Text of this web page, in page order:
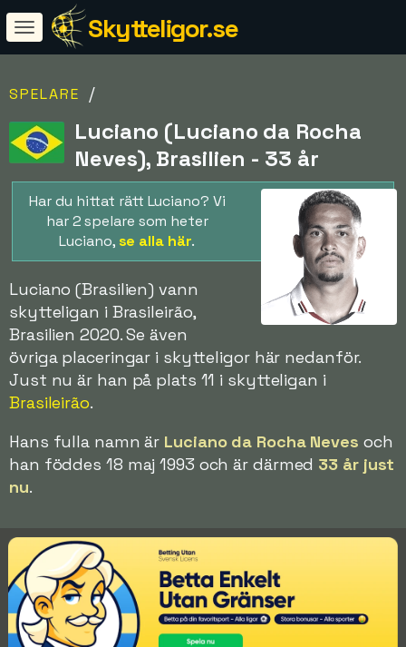
Skytteligor.se
SPELARE /
Luciano (Luciano da Rocha
Neves), Brasilien - 33 år
Har du hittat rätt Luciano? Vi
har 2 spelare som heter
Luciano, se alla här.
Luciano (Brasilien) vann
skytteligan i Brasileirão,
Brasilien 2020. Se även
övriga placeringar i skytteligor här nedanför.
Just nu är han på plats 11 i skytteligan i
Brasileirão.
Hans fulla namn är Luciano da Rocha Neves och
han föddes 18 maj 1993 och är därmed 33 år just
nu.